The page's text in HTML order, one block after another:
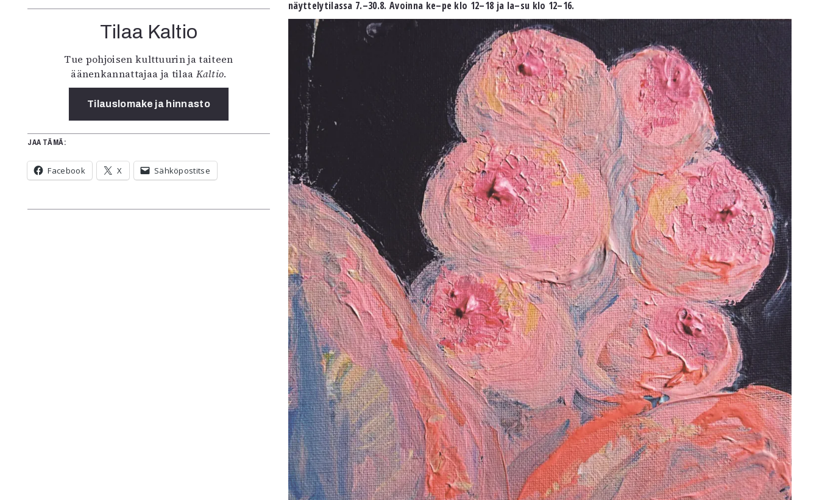
näyttelytilassa 7.–30.8. Avoinna ke–pe klo 12–18 ja la–su klo 12–16.
Tilaa Kaltio
Tue pohjoisen kulttuurin ja taiteen
äänenkannattajaa ja tilaa Kaltio.
Tilauslomake ja hinnasto
JAA TÄMÄ:
Facebook X Sähköpostitse